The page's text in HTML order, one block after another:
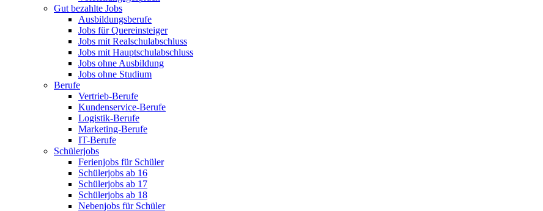
Gut bezahlte Jobs
Ausbildungsberufe
Jobs für Quereinsteiger
Jobs mit Realschulabschluss
Jobs mit Hauptschulabschluss
Jobs ohne Ausbildung
Jobs ohne Studium
Berufe
Vertrieb-Berufe
Kundenservice-Berufe
Logistik-Berufe
Marketing-Berufe
IT-Berufe
Schülerjobs
Ferienjobs für Schüler
Schülerjobs ab 16
Schülerjobs ab 17
Schülerjobs ab 18
Nebenjobs für Schüler